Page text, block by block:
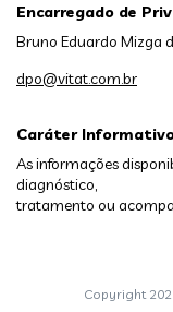
Caráter
As informações
diagnóstico,
tratamento ou
Encarregado de
Bruno Eduardo Mizga
dpo@vitat.com.br
Copyright